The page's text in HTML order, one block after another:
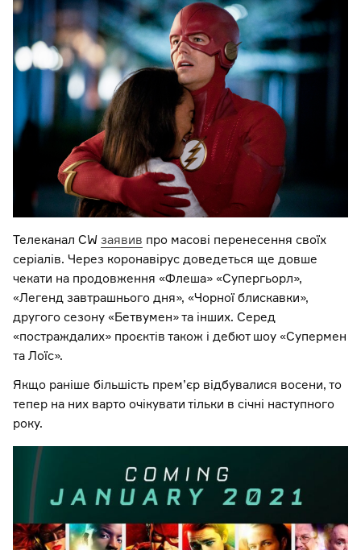
Телеканал CW заявив про масові перенесення своїх
серіалів. Через коронавірус доведеться ще довше
чекати на продовження «Флеша» «Супергьорл»,
«Легенд завтрашнього дня», «Чорної блискавки»,
другого сезону «Бетвумен» та інших. Серед
«постраждалих» проєктів також і дебют шоу «Супермен
та Лоїс».
Якщо раніше більшість прем’єр відбувалися восени, то
тепер на них варто очікувати тільки в січні наступного
року.